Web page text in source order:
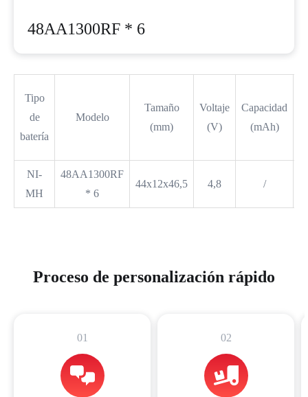
48AA1300RF * 6
Tipo
de
batería
Modelo
Tamaño
(mm)
Voltaje
(V)
Capacidad
(mAh)
NI-
MH
48AA1300RF
* 6
44x12x46,5 4,8 /
Proceso de personalización rápido
01 02